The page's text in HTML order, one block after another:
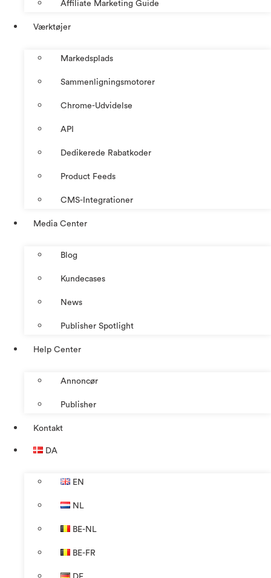
Affiliate Marketing Guide
Værktøjer
Markedsplads
Sammenligningsmotorer
Chrome-Udvidelse
API
Dedikerede Rabatkoder
Product Feeds
CMS-Integrationer
Media Center
Blog
Kundecases
News
Publisher Spotlight
Help Center
Annoncør
Publisher
Kontakt
DA
EN
NL
BE-NL
BE-FR